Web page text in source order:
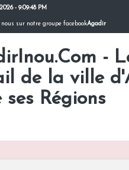
- 9:09:48 PM
nous sur notre groupe facebookAgadir
-
de la ville
ses Régions